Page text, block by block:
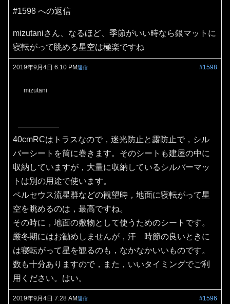
#1598 への返信
mizutaniさん、なるほど、季節がいい時なら銀マットに
寝転がって眺める星空は極楽ですね
2019年9月4日 6:10 PM #1598
返信
mizutani
40cmRCはトラスなので，迷光防止と露防止で，シル
バーシートを筒に巻きます。そのシートも建屋の中に
収納していますが，大量に収納しているシルバーマッ
トは別の用途で使います。
ペルセウス流星群などの観望時，地面に寝転がって星
空を眺めるのは，最高ですね。
その時に，地面の敷物として使うためのシートです。
厳冬期にはお勧めしませんが，汗 時節の良いときに
は寝転がって星を観るのも，なかなかいいものです。
数も十分ありますので，また，いいタイミングでご利
用ください。はい。
2019年9月4日 7:28 AM #1596
返信